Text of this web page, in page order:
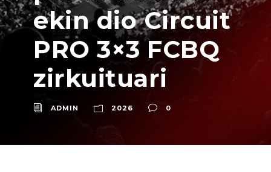
ekin dio Circuit
PRO 3×3 FCBQ
zirkuituari
ADMIN 2026 0